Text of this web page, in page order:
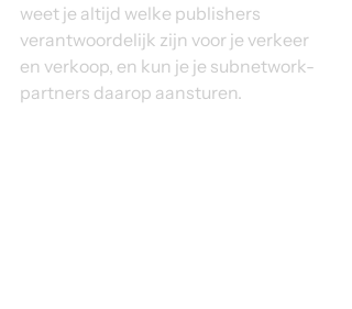
weet je altijd welke publishers
verantwoordelijk zijn voor je verkeer
en verkoop, en kun je je subnetwork-
partners daarop aansturen.